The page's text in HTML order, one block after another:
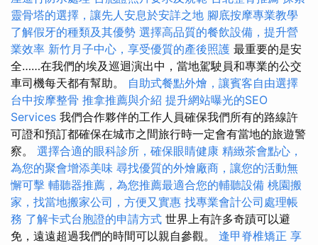
靈骨塔的選擇，讓先人安息於安詳之地 腳底按摩專業教學
了解假牙的種類及其優勢 選擇高品質的餐飲設備，提升營
業效率 新竹月子中心，享受優質的產後照護 最重要的是安
全……在我們的埃及巡迴演出中，當地駕駛員和專業的公交
車司機每天都有幫助。 自助式餐點外燴，讓賓客自由選擇
台中按摩整骨 推拿推薦與介紹 提升網站曝光的SEO
Services 我們合作夥伴的工作人員確保我們所有的路線許
可證和預訂都確保在城市之間旅行時一定會有當地的旅遊警
察。 選擇合適的眼科診所，確保眼睛健康 精緻茶會點心，
為您的聚會增添美味 尋找優質的外燴廠商，讓您的活動無
懈可擊 輔聽器推薦，為您推薦最適合您的輔聽設備 桃園搬
家，找當地搬家公司，方便又實惠 找專業會計公司處理帳
務 了解卡式台胞證的申請方式 世界上有許多奇蹟可以避
免，遠遠超過我們的時間可以親自參觀。 逢甲脊椎矯正 享